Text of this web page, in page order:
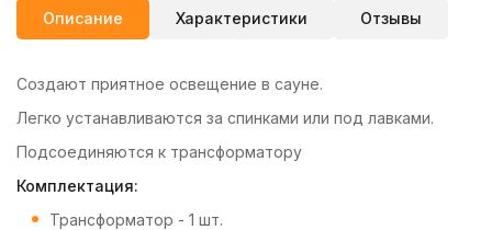
Описание Характеристики Отзывы
Создают приятное освещение в сауне.
Легко устанавливаются за спинками или под лавками.
Подсоединяются к трансформатору
Комплектация:
Трансформатор - 1 шт.